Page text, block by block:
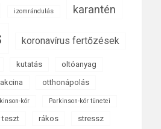
izomrándulás karantén
koronavírus fertőzések
kutatás
oltóanyag
otthonápolás
kór Parkinson-kór tünetei
teszt rákos stressz